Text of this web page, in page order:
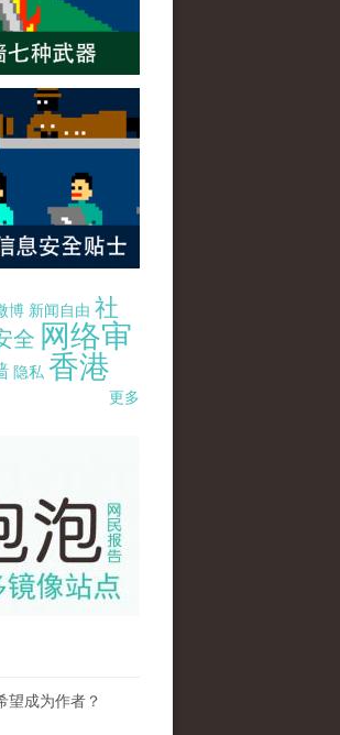
博 新闻自由 社
全 网络审
隐私 香港
更多
mirror-site-120814.jpg
望成为作者？